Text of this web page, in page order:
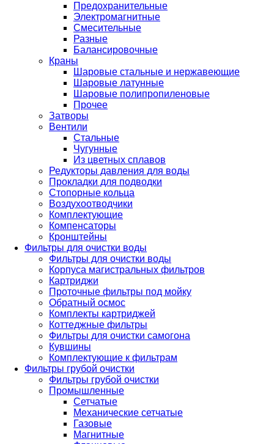
Предохранительные
Электромагнитные
Смесительные
Разные
Балансировочные
Краны
Шаровые стальные и нержавеющие
Шаровые латунные
Шаровые полипропиленовые
Прочее
Затворы
Вентили
Стальные
Чугунные
Из цветных сплавов
Редукторы давления для воды
Прокладки для подводки
Стопорные кольца
Воздухоотводчики
Комплектующие
Компенсаторы
Кронштейны
Фильтры для очистки воды
Фильтры для очистки воды
Корпуса магистральных фильтров
Картриджи
Проточные фильтры под мойку
Обратный осмос
Комплекты картриджей
Коттеджные фильтры
Фильтры для очистки самогона
Кувшины
Комплектующие к фильтрам
Фильтры грубой очистки
Фильтры грубой очистки
Промышленные
Сетчатые
Механические сетчатые
Газовые
Магнитные